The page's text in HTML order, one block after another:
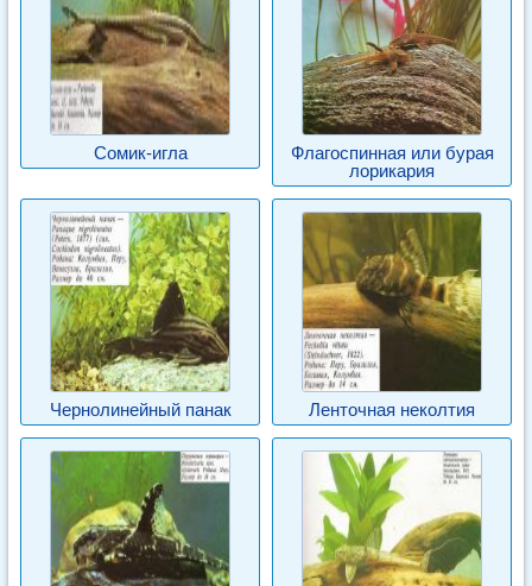
Сомик-игла
Флагоспинная или бурая
лорикария
Чернолинейный панак Ленточная неколтия